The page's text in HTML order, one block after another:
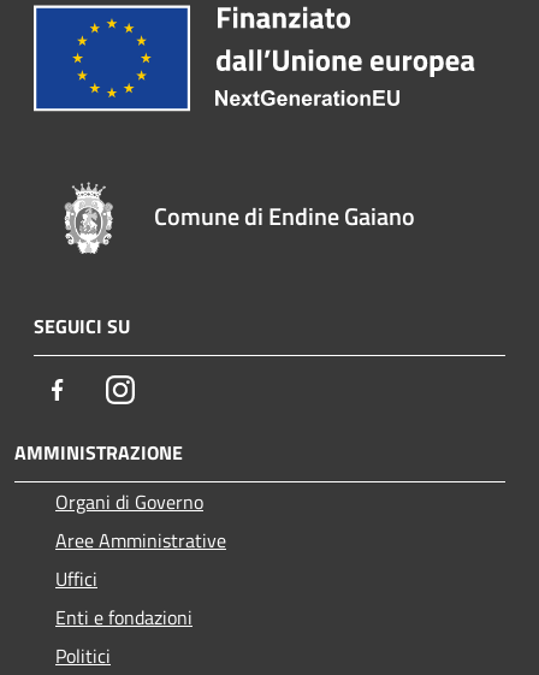
Comune di Endine Gaiano
SEGUICI SU
FacebookInstagram
AMMINISTRAZIONE
Organi di Governo
Aree Amministrative
Uffici
Enti e fondazioni
Politici